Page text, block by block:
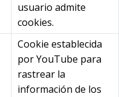
usuario admite
cookies.
Cookie establecida
por YouTube para
rastrear la
información de los